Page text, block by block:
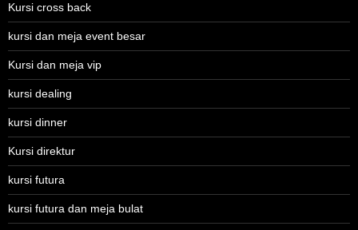
Kursi cross back
kursi dan meja event besar
Kursi dan meja vip
kursi dealing
kursi dinner
Kursi direktur
kursi futura
kursi futura dan meja bulat